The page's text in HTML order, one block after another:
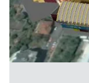
almak için lütfen